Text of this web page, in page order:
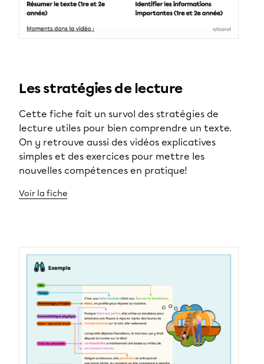
Les stratégies de lecture
Cette fiche fait un survol des stratégies de
lecture utiles pour bien comprendre un texte.
On y retrouve aussi des vidéos explicatives
simples et des exercices pour mettre les
nouvelles compétences en pratique!
Voir la fiche